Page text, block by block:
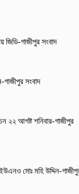
জিডি-গাজীপুর সংবাদ
গাজীপুর সংবাদ
২২ আগষ্ট শনিবার-গাজীপুর
মোঃ মহি উদ্দিন-